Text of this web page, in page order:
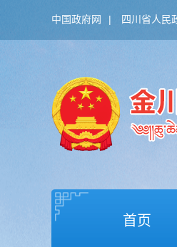
中国政府网 | 四川省人民
首页